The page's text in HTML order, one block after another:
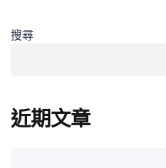
搜尋
近期文章